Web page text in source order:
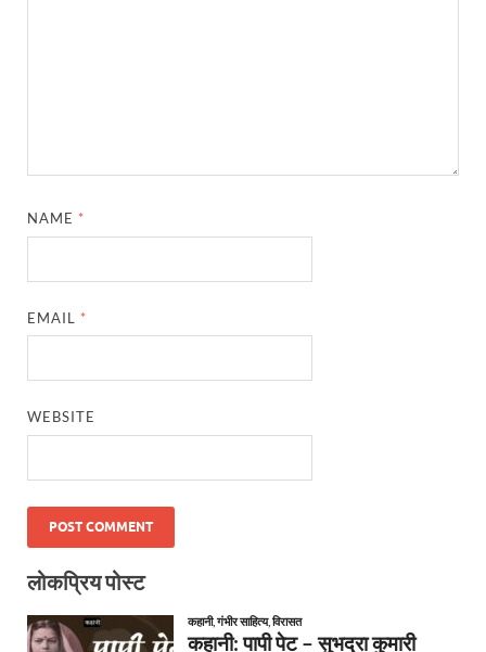
NAME *
EMAIL *
WEBSITE
लोकप्रिय पोस्ट